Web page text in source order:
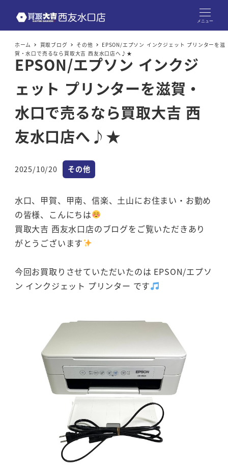
メニュー
ホーム 買取ブログ その他
EPSON/エプソン インクジェット プリンターを滋
賀・水口で売るなら買取大吉 西友水口店へ♪★
EPSON/エプソン インクジ
ェット プリンターを滋賀・
水口で売るなら買取大吉 西
友水口店へ♪★
投稿日
2025/10/20 カテゴリー
その他
水口、甲賀、甲南、信楽、土山にお住まい・お勤め
の皆様、こんにちは
買取大吉 西友水口店のブログをご覧いただきあり
がとうございます
今回お買取りさせていただいたのは EPSON/エプソ
ン インクジェット プリンター です